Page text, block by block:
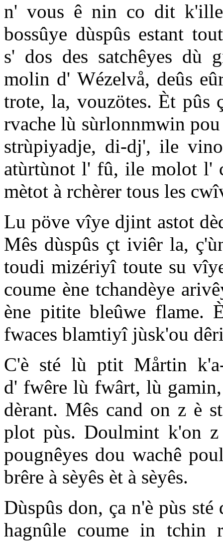
n' vous ê nin co dit
bossûye dùspûs estant
s' dos des satchêyes dù
molin d' Wézelvå, deûs
trote, la, vouzötes. Èt
rvache lù sùrlonnmwin
strùpiyadje, di-dj', ile
atùrtùnot l' fû, ile molot l'
mètot à rchèrer tous les
Lu pöve vîye djint astot
Mês dùspûs çt iviêr la,
toudi mizériyî toute su
coume ène tchandèye
ène pitite bleûwe flame.
fwaces blamtiyî jùsk'ou
C'è sté lù ptit Mårtin
d' fwêre lù fwârt, lù
dèrant. Mês cand on z è
plot pùs. Doulmint k'on z
pougnêyes dou wachê
brêre à sèyês èt à sèyês.
Dùspûs don, ça n'è pùs
hagnûle coume in tchin